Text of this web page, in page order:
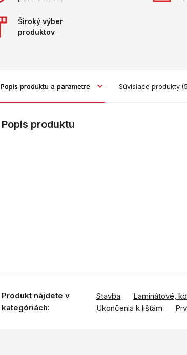
Široký výber
produktov
Popis produktu a parametre Súvisiace produkty
Popis produktu
Produkt nájdete v
kategóriách:
Stavba Laminátové,
Ukončenia k lištám